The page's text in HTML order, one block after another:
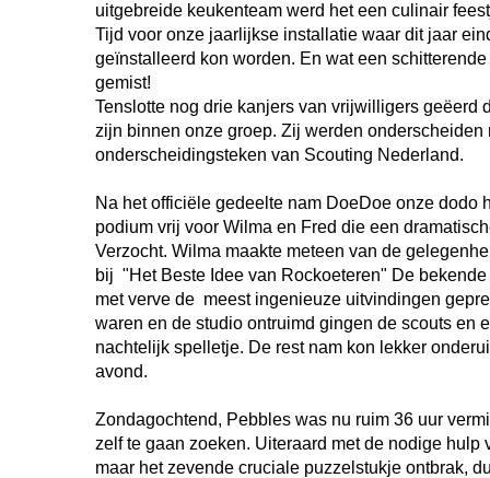
uitgebreide keukenteam werd het een culinair
Tijd voor onze jaarlijkse installatie waar dit jaar
geïnstalleerd kon worden. En wat een
gemist!
Tenslotte nog drie kanjers van vrijwilligers geëerd
zijn binnen onze groep. Zij werden onderscheiden
onderscheidingsteken van Scouting Nederland.
Na het officiële gedeelte nam DoeDoe onze dodo
podium vrij voor Wilma en Fred die een
Verzocht. Wilma maakte meteen van de
bij "Het Beste Idee van Rockoeteren" De
met verve de meest ingenieuze uitvindingen
waren en de studio ontruimd gingen de scouts en
nachtelijk spelletje. De rest nam kon lekker
avond.
Zondagochtend, Pebbles was nu ruim 36 uur
zelf te gaan zoeken. Uiteraard met de nodige
maar het zevende cruciale puzzelstukje ontbrak,